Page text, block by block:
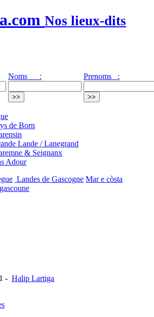
Nos lieux-dits
Noms : Prenoms :
de Born
Lande / Lanegrand
& Seignanx
Adour
Landes de Gascogne Mar e còsta
- Halip Lartiga